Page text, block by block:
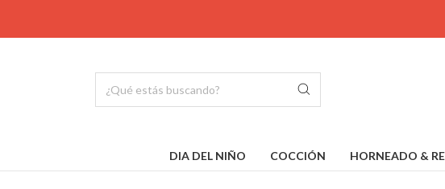
DIA DEL NIÑO COCCIÓN HORNEADO &